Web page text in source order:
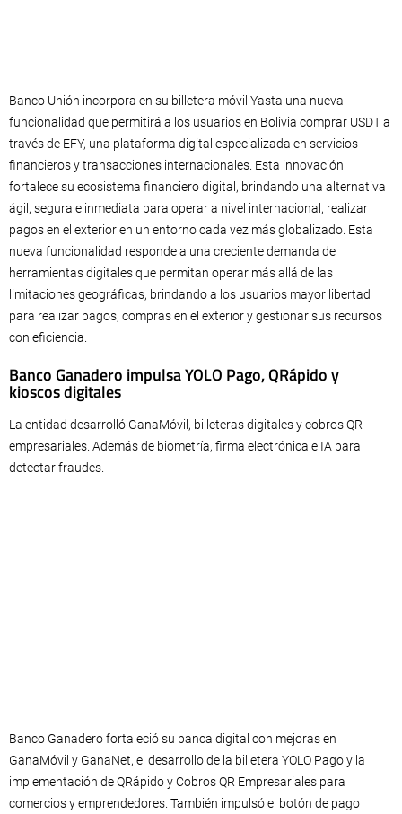
Banco Unión incorpora en su billetera móvil Yasta una nueva
funcionalidad que permitirá a los usuarios en Bolivia comprar USDT a
través de EFY, una plataforma digital especializada en servicios
financieros y transacciones internacionales. Esta innovación
fortalece su ecosistema financiero digital, brindando una alternativa
ágil, segura e inmediata para operar a nivel internacional, realizar
pagos en el exterior en un entorno cada vez más globalizado. Esta
nueva funcionalidad responde a una creciente demanda de
herramientas digitales que permitan operar más allá de las
limitaciones geográficas, brindando a los usuarios mayor libertad
para realizar pagos, compras en el exterior y gestionar sus recursos
con eficiencia.
Banco Ganadero impulsa YOLO Pago, QRápido y
kioscos digitales
La entidad desarrolló GanaMóvil, billeteras digitales y cobros QR
empresariales. Además de biometría, firma electrónica e IA para
detectar fraudes.
Banco Ganadero fortaleció su banca digital con mejoras en
GanaMóvil y GanaNet, el desarrollo de la billetera YOLO Pago y la
implementación de QRápido y Cobros QR Empresariales para
comercios y emprendedores. También impulsó el botón de pago